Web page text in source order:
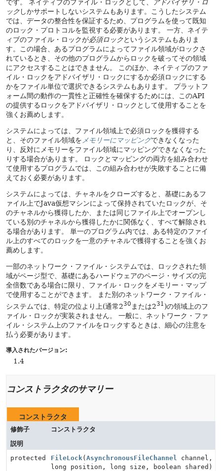
です。
ネイティブのファイル・ロックとして、
アドバイザリ・ロ
ックしかサポートしないシステムもあります。こうしたシステム
では、データの整合性を保証するため、プログラムを使って既知
のロック・プロトコルを監視する必要があります。
一方、ネイテ
ィブのファイル・ロックが必須ロックというシステムもありま
す。この場合、あるプログラムによってファイル領域がロックさ
れているとき、その他のプログラムからロックを破ってその領域
にアクセスすることはできません。
このほか、ネイティブのファ
イル・ロックをアドバイザリ・ロックにするか必須ロックにする
かをファイル単位で選択できるシステムもあります。
プラットフ
ォーム間の動作の一貫性と正確性を確保するためには、このAPI
の提供するロックをアドバイザリ・ロックとして使用することを
強くお薦めします。
システムによっては、ファイル領域上で必須ロックを獲得する
と、そのファイル領域を メモリーにマッピングできなくなった
り、反対にメモリーをファイル領域にマッピングできなくなった
りする場合があります。
ロックとマッピングの両方を組み合わせ
て使用するプログラムでは、この組み合わせが失敗することに備
えておく必要があります。
システムによっては、チャネルをクローズすると、基礎にあるフ
ァイル上でJava仮想マシンによって保持されていたロックが、そ
のチャネルから獲得したか、または同じファイル上でオープンし
ている別のチャネルから獲得したかに関係なく、すべて解除され
る場合があります。
単一のプログラム内では、ある特定のファイ
ル上のすべてのロックを一意のチャネルで獲得することを強くお
薦めします。
一部のネットワーク・ファイル・システムでは、ロックされた領
域がページ型で、基礎にあるハードウェアのページ・サイズの完
全倍数である場合に限り、ファイル・ロックをメモリー・マップ
で使用することができます。
また別のネットワーク・ファイル・
システムでは、特定の位より上(通常230 または231 )の領域上のフ
ァイル・ロックが実装されません。
一般に、ネットワーク・ファ
イル・システム上のファイルをロックするときは、細心の注意を
払う必要があります。
導入されたバージョン:
1.4
コンストラクタのサマリー
コンストラクタ
修飾子
コンストラクタ
説明
protected
FileLock (AsynchronousFileChannel
channel,
long position, long size, boolean shared)